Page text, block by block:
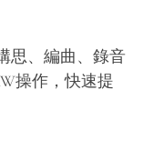
思、編曲、錄音
操作，快速提